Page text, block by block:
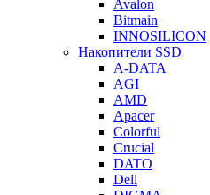
Avalon
Bitmain
INNOSILICON
Накопители SSD
A-DATA
AGI
AMD
Apacer
Colorful
Crucial
DATO
Dell